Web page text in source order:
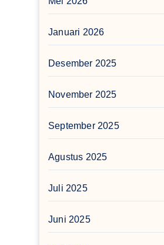
Januari 2026
Desember 2025
November 2025
September 2025
Agustus 2025
Juli 2025
Juni 2025